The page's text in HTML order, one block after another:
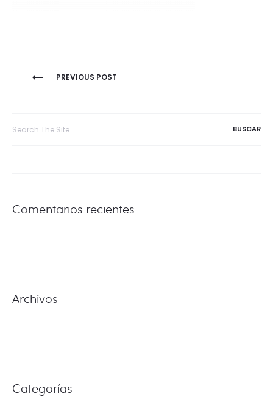
NAVEGACIÓN
PREVIOUS POST
Comentarios recientes
Archivos
Categorías